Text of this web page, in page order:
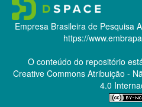
Empresa Brasileira de Pesquisa
https://
O conteúdo do repositório
Creative CommonsAtribuição -
4.0